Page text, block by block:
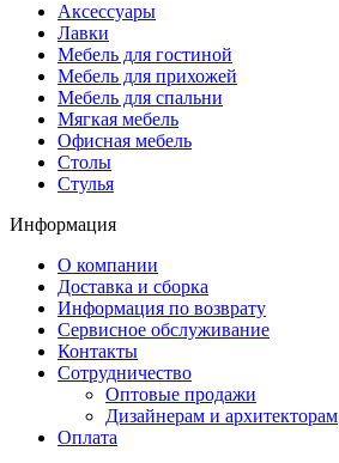
Аксессуары
Лавки
Мебель для гостиной
Мебель для прихожей
Мебель для спальни
Мягкая мебель
Офисная мебель
Столы
Стулья
Информация
О компании
Доставка и сборка
Информация по возврату
Сервисное обслуживание
Контакты
Сотрудничество
Оптовые продажи
Дизайнерам и архитекторам
Оплата